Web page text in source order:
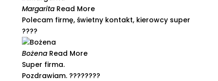
MargaritaRead More
Polecam firmę, świetny kontakt, kierowcy super
????​
BożenaRead More
Super firma.
Pozdrawiam. ????????